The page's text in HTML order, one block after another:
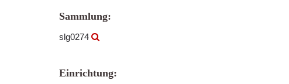
Sammlung:
slg0274
Einrichtung: